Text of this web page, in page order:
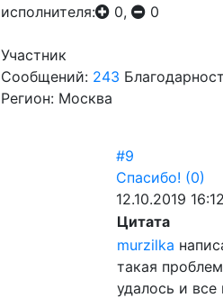
исполнителя:
0, 0
Участник
Сообщений: 243
Регион: Москва
#9
Спасибо! (0)
12.10.2019
Цитата
murzilka
такая
удалось и